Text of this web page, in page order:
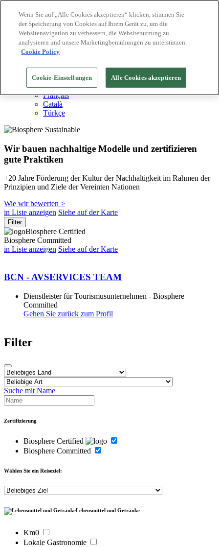
Biosphere Reiseziele
Biosphere Unternehmen
Wie wir bewerten
Über uns
English
Español
Português
Français
Català
Türkçe
Wir bauen nachhaltige Modelle und zertifizieren
gute Praktiken
+20 Jahre Förderung der Kultur der Nachhaltigkeit im Rahmen der
Prinzipien und Ziele der Vereinten Nationen
Wie wir bewerten >
in Liste anzeigen Siehe auf der Karte
Filter
Biosphere Certified
Biosphere Committed
in Liste anzeigen Siehe auf der Karte
BCN - AVSERVICES TEAM
Dienstleister für Tourismusunternehmen - Biosphere
Committed
Gehen Sie zurück zum Profil
Filter
Suche mit Name
Zertifizierung
Biosphere Certified
Biosphere Committed
Wählen Sie ein Reiseziel:
Lebensmittel und Getränke
Km0
Lokale Gastronomie
Wenn Sie auf „Alle Cookies akzeptieren“ klicken, stimmen Sie
der Speicherung von Cookies auf Ihrem Gerät zu, um die
Websitenavigation zu verbessern, die Websitenutzung zu
analysieren und unsere Marketingbemühungen zu unterstützen.
Cookie Policy
Cookie-Einstellungen Alle Cookies akzeptieren